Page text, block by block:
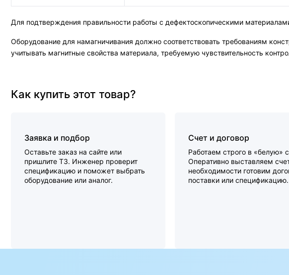
Для подтверждения правильности работы с дефектоскопическими
Оборудование для намагничивания должно соответствовать требованиям
учитывать магнитные свойства материала, требуемую чувствительность
Как купить этот товар?
Заявка и подбор
Оставьте заказ на сайте или
пришлите ТЗ. Инженер проверит
спецификацию и поможет выбрать
оборудование или аналог.
Счет и договор
Работаем строго в «белую»
Оперативно выставляем
необходимости готовим
поставки или спецификацию.